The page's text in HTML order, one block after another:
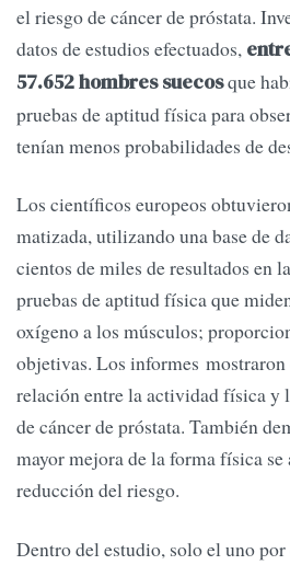
el riesgo de cáncer de próstata.
datos de estudios efectuados,
57.652 hombres suecosque
pruebas de aptitud física para
tenían menos probabilidades de
Los científicos europeos
matizada, utilizando una base de
cientos de miles de resultados en
pruebas de aptitud física que
oxígeno a los músculos;
objetivas. Los informes mostraron
relación entre la actividad física y
de cáncer de próstata. También
mayor mejora de la forma física se
reducción del riesgo.
Dentro del estudio, solo el uno